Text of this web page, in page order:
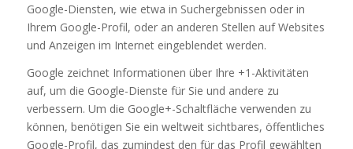
Google-Diensten, wie etwa in Suchergebnissen oder in
Ihrem Google-Profil, oder an anderen Stellen auf Websites
und Anzeigen im Internet eingeblendet werden.
Google zeichnet Informationen über Ihre +1-Aktivitäten
auf, um die Google-Dienste für Sie und andere zu
verbessern. Um die Google+-Schaltfläche verwenden zu
können, benötigen Sie ein weltweit sichtbares, öffentliches
Google-Profil, das zumindest den für das Profil gewählten